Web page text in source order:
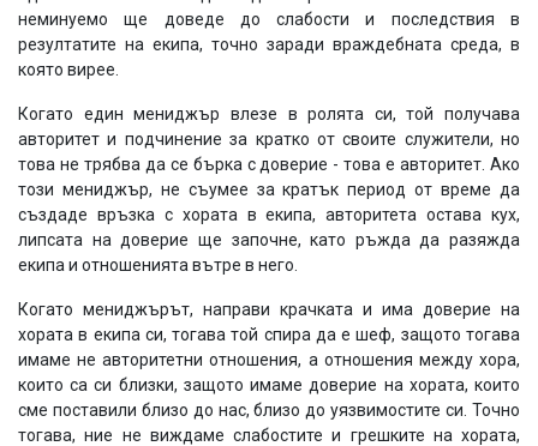
неминуемо ще доведе до слабости и последствия в
резултатите на екипа, точно заради враждебната среда, в
която вирее.
Когато един мениджър влезе в ролята си, той получава
авторитет и подчинение за кратко от своите служители, но
това не трябва да се бърка с доверие - това е авторитет. Ако
този мениджър, не съумее за кратък период от време да
създаде връзка с хората в екипа, авторитета остава кух,
липсата на доверие ще започне, като ръжда да разяжда
екипа и отношенията вътре в него.
Когато мениджърът, направи крачката и има доверие на
хората в екипа си, тогава той спира да е шеф, защото тогава
имаме не авторитетни отношения, а отношения между хора,
които са си близки, защото имаме доверие на хората, които
сме поставили близо до нас, близо до уязвимостите си. Точно
тогава, ние не виждаме слабостите и грешките на хората,